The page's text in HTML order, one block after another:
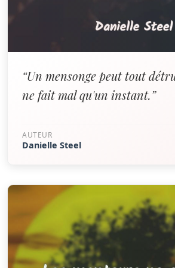
“Un mensonge peut tout
ne fait mal qu'un instant.”
AUTEUR
Danielle Steel